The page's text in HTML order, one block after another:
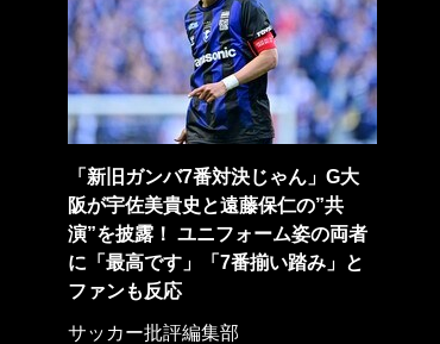
「新旧ガンバ7番対決じゃん」G大
阪が宇佐美貴史と遠藤保仁の”共
演”を披露！ ユニフォーム姿の両者
に「最高です」「7番揃い踏み」と
ファンも反応
サッカー批評編集部